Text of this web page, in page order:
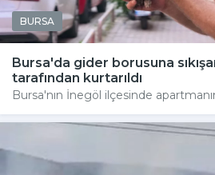
BURSA
Bursa'da gider borusuna
tarafından kurtarıldı
Bursa'nın İnegöl ilçesinde